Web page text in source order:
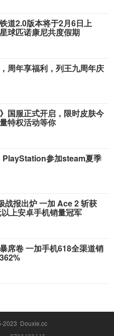
道2.0版本将于2月6日上
球匹诺康尼共度假期
周年享福利，列王九周年庆
国服正式开启，限时皮肤今
特权活动等你
PlayStation参加steam夏季
战报出炉 一加 Ace 2 斩获
上安卓手机销量冠军
席卷 一加手机618全渠道销
Douxie.cc